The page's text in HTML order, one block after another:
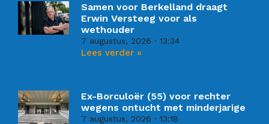
Samen voor Berkelland draagt
Erwin Versteeg voor als
wethouder
7 augustus, 2026 13:34
Lees verder »
Ex-Borculoër (55) voor rechter
wegens ontucht met minderjarige
7 augustus, 2026 13:18